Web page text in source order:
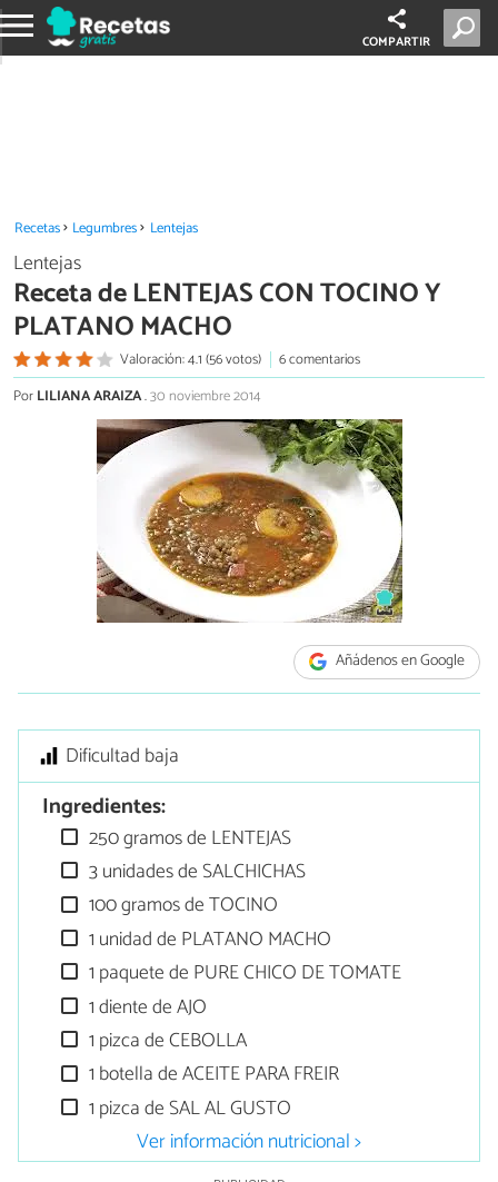
COMPARTIR
Recetas Legumbres Lentejas
Lentejas
Receta de LENTEJAS CON TOCINO Y
PLATANO MACHO
Valoración: 4.1 (56 votos)
6 comentarios
PorLILIANA ARAIZA.30 noviembre 2014
Añádenos en Google
Dificultad baja
Ingredientes:
250 gramos de LENTEJAS
3 unidades de SALCHICHAS
100 gramos de TOCINO
1 unidad de PLATANO MACHO
1 paquete de PURE CHICO DE TOMATE
1 diente de AJO
1 pizca de CEBOLLA
1 botella de ACEITE PARA FREIR
1 pizca de SAL AL GUSTO
Ver información nutricional >